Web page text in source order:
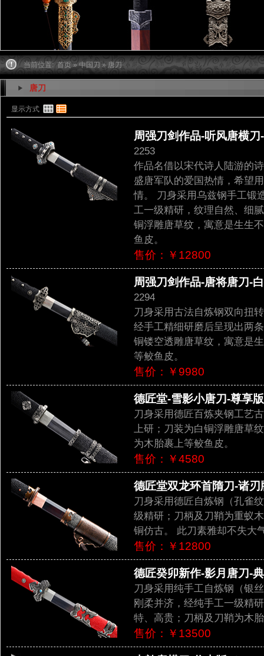
当前位置: 首页»中国刀 » 唐刀
唐刀
显示方式
周强刀剑作品-听风唐横
2253
作品名借以宋代诗人陆游的
盛唐军队的爱国热情，希望
情。 刀身采用乌兹钢手工锻
工一级精研，纹理自然、细
铜浮雕唐草纹，寓意是生生
鱼皮。
售价：￥12800
周强刀剑作品-唐将唐刀-
2294
刀身采用古法自炼钢双向扭
经手工精细研磨后呈现出两
铜镂空透雕唐草纹，寓意是
等鲛鱼皮。
售价：￥9980
德匠堂-雪影小唐刀-尊享
刀身采用德匠百炼夹钢工艺
上研；刀装为白铜浮雕唐草
为木胎裹上等鲛鱼皮。
售价：￥4580
德匠堂双龙环首隋刀-诸
刀身采用德匠自炼钢（孔雀
级精研；刀柄及刀鞘为重蚁
铜仿古。 此刀素雅却不失大
售价：￥12800
德匠癸卯新作-影月唐刀-
刀身采用纯手工自炼钢（银
刚柔并济，经纯手工一级精
特、高贵；刀柄及刀鞘为木
售价：￥13500